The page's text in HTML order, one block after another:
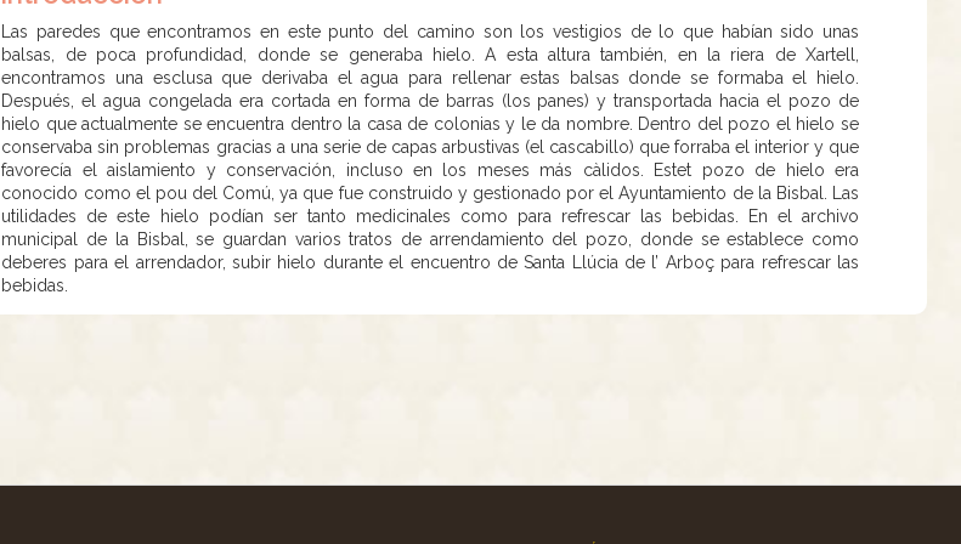
Las paredes que encontramos en este punto del camino son los vestigios de lo que habían sido unas
balsas, de poca profundidad, donde se generaba hielo. A esta altura también, en la riera de Xartell,
encontramos una esclusa que derivaba el agua para rellenar estas balsas donde se formaba el hielo.
Después, el agua congelada era cortada en forma de barras (los panes) y transportada hacia el pozo de
hielo que actualmente se encuentra dentro la casa de colonias y le da nombre. Dentro del pozo el hielo se
conservaba sin problemas gracias a una serie de capas arbustivas (el cascabillo) que forraba el interior y que
favorecía el aislamiento y conservación, incluso en los meses más càlidos. Estet pozo de hielo era
conocido como el pou del Comú, ya que fue construido y gestionado por el Ayuntamiento de la Bisbal. Las
utilidades de este hielo podían ser tanto medicinales como para refrescar las bebidas. En el archivo
municipal de la Bisbal, se guardan varios tratos de arrendamiento del pozo, donde se establece como
deberes para el arrendador, subir hielo durante el encuentro de Santa Llúcia de l’ Arboç para refrescar las
bebidas.